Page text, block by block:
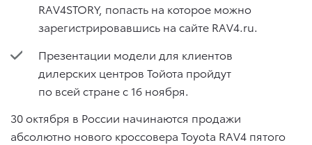
RAV4STORY, попасть на которое можно
зарегистрировавшись на сайте RAV4.ru.
Презентации модели для клиентов
дилерских центров Тойота пройдут
по всей стране с 16 ноября.
30 октября в России начинаются продажи
абсолютно нового кроссовера Toyota RAV4 пятого